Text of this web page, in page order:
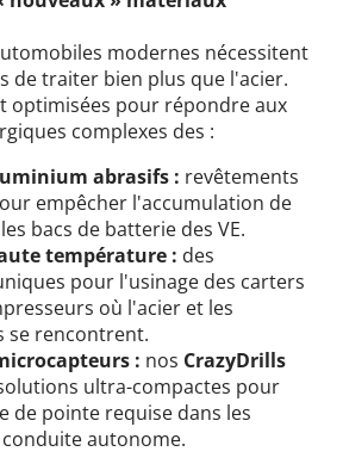
modernes nécessitent
de traiter bien plus que l'acier.
optimisées pour répondre aux
complexes des :
abrasifs : revêtements
empêcher l'accumulation de
bacs de batterie des VE.
température : des
pour l'usinage des carters
où l'acier et les
se rencontrent.
: nos CrazyDrills
ultra-compactes pour
de pointe requise dans les
autonome.